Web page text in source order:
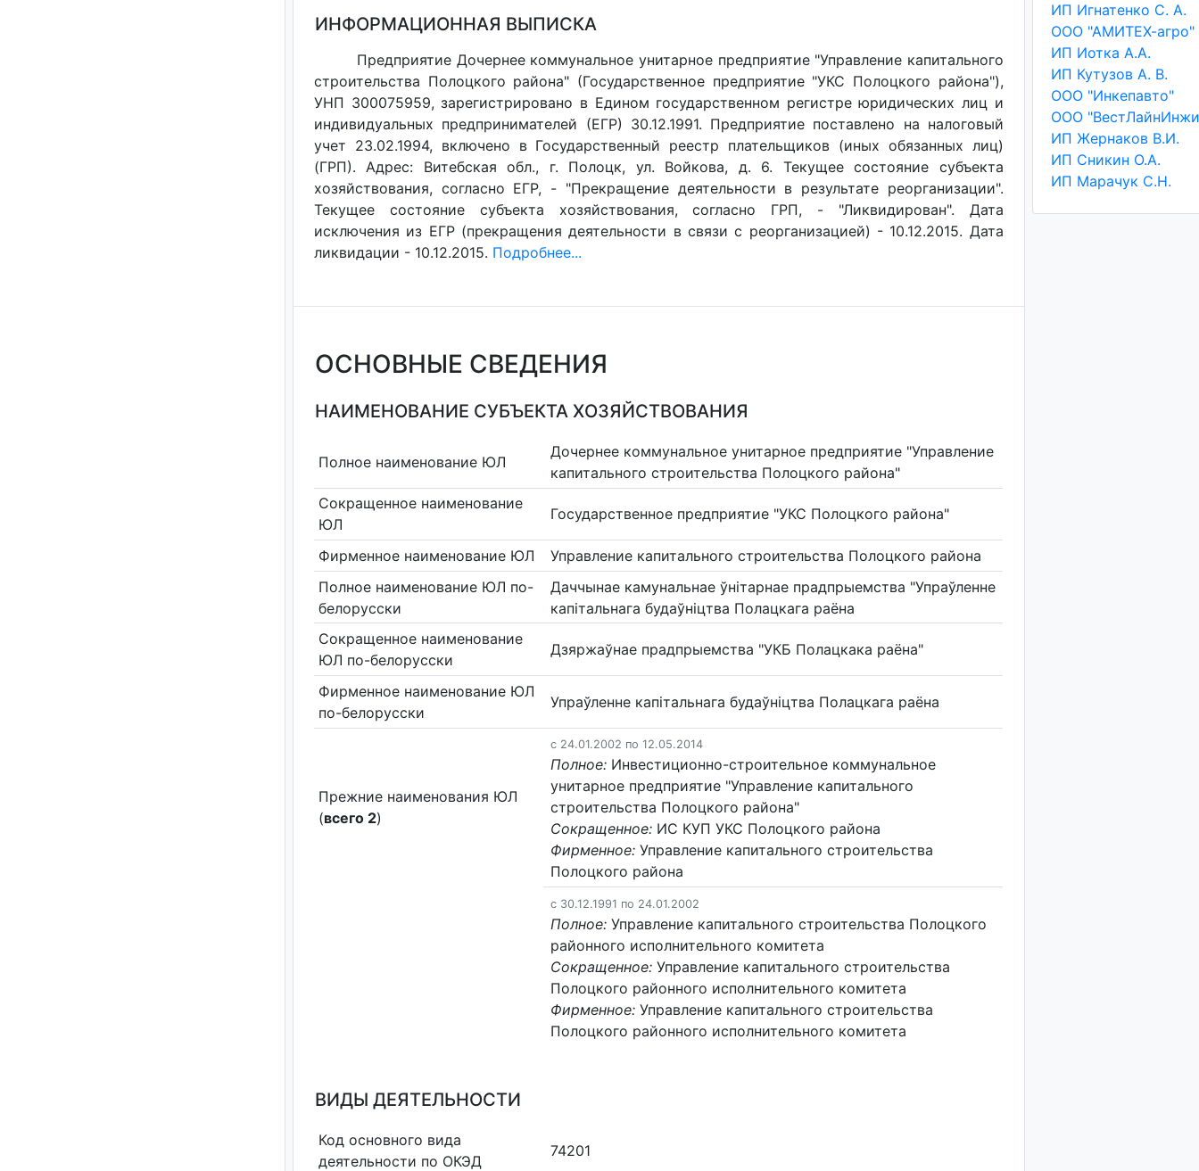
ИНФОРМАЦИОННАЯ ВЫПИСКА
Предприятие Дочернее коммунальное унитарное предприятие "Управление капитального
строительства Полоцкого района" (Государственное предприятие "УКС Полоцкого района"),
УНП 300075959, зарегистрировано в Едином государственном регистре юридических лиц и
индивидуальных предпринимателей (ЕГР) 30.12.1991. Предприятие поставлено на налоговый
учет 23.02.1994, включено в Государственный реестр плательщиков (иных обязанных лиц)
(ГРП). Адрес: Витебская обл., г. Полоцк, ул. Войкова, д. 6. Текущее состояние субъекта
хозяйствования, согласно ЕГР, - "Прекращение деятельности в результате реорганизации".
Текущее состояние субъекта хозяйствования, согласно ГРП, - "Ликвидирован". Дата
исключения из ЕГР (прекращения деятельности в связи с реорганизацией) - 10.12.2015. Дата
ликвидации - 10.12.2015. Подробнее...
ОСНОВНЫЕ СВЕДЕНИЯ
НАИМЕНОВАНИЕ СУБЪЕКТА ХОЗЯЙСТВОВАНИЯ
Полное наименование ЮЛ
Дочернее коммунальное унитарное предприятие "Управление
капитального строительства Полоцкого района"
Сокращенное наименование
ЮЛ
Государственное предприятие "УКС Полоцкого района"
Фирменное наименование ЮЛ
Управление капитального строительства Полоцкого района
Полное наименование ЮЛ по-
белорусски
Даччынае камунальнае ўнітарнае прадпрыемства "Упраўленне
капітальнага будаўніцтва Полацкага раёна
Сокращенное наименование
ЮЛ по-белорусски
Дзяржаўнае прадпрыемства "УКБ Полацкака раёна"
Фирменное наименование ЮЛ
по-белорусски
Упраўленне капітальнага будаўніцтва Полацкага раёна
Прежние наименования ЮЛ
(всего 2)
c 24.01.2002 по 12.05.2014
Полное: Инвестиционно-строительное коммунальное
унитарное предприятие "Управление капитального
строительства Полоцкого района"
Сокращенное: ИС КУП УКС Полоцкого района
Фирменное: Управление капитального строительства
Полоцкого района
c 30.12.1991 по 24.01.2002
Полное: Управление капитального строительства Полоцкого
районного исполнительного комитета
Сокращенное: Управление капитального строительства
Полоцкого районного исполнительного комитета
Фирменное: Управление капитального строительства
Полоцкого районного исполнительного комитета
ВИДЫ ДЕЯТЕЛЬНОСТИ
Код основного вида
деятельности по ОКЭД
74201
ИП Игнатенко С. А.
ООО "АМИТЕХ-агро"
ИП Иотка А.А.
ИП Кутузов А. В.
ООО "Инкепавто"
ИП Жернаков В.И.
ИП Сникин О.А.
ИП Марачук С.Н.